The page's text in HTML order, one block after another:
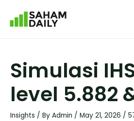
Simulasi
level 5.882
Insights / ByAdmin /May 21, 2026 /